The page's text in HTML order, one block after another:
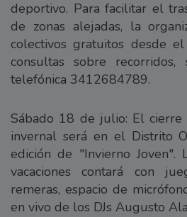
deportivo. Para facilitar el
de zonas alejadas, la
colectivos gratuitos desde
consultas sobre
telefónica 3412684789.
Sábado 18 de julio: El
invernal será en el Distrito
edición de "Invierno Joven".
vacaciones contará con
remeras, espacio de
en vivo de los DJs Augusto